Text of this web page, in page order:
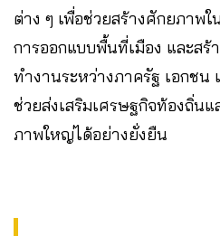
ต่าง ๆ เพื่อช่วยสร้างศักยภาพ
การออกแบบพื้นที่เมือง และสร้
ทำงานระหว่างภาครัฐ เอกชน
ช่วยส่งเสริมเศรษฐกิจท้องถิ่นแ
ภาพใหญ่ได้อย่างยั่งยืน